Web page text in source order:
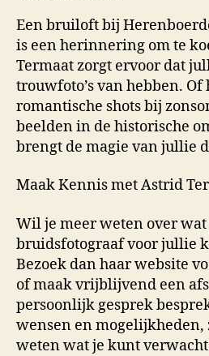
Een bruiloft bij
is een herinnering om te
Termaat zorgt ervoor dat
trouwfoto’s van hebben. Of
romantische shots bij
beelden in de historische
brengt de magie van jullie
Maak Kennis met Astrid
Wil je meer weten over
bruidsfotograaf voor jullie
Bezoek dan haar website
of maak vrijblijvend een
persoonlijk gesprek
wensen en
weten wat je kunt